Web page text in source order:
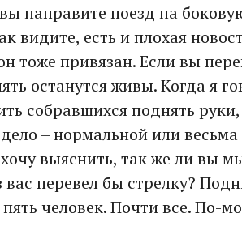
направите поезд на
видите, есть и плохая
тоже привязан. Если вы
останутся живы. Когда я
собравшихся поднять
– нормальной или
выяснить, так же ли вы
перевел бы стрелку?
человек. Почти все. По-